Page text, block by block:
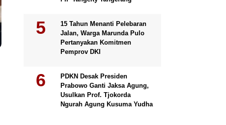
15 Tahun Menanti Pelebaran
Jalan, Warga Marunda Pulo
Pertanyakan Komitmen
Pemprov DKI
PDKN Desak Presiden
Prabowo Ganti Jaksa Agung,
Usulkan Prof. Tjokorda
Ngurah Agung Kusuma Yudha